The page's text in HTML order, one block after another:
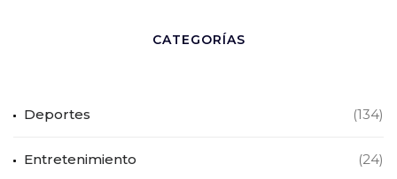
CATEGORÍAS
Deportes (134)
Entretenimiento (24)